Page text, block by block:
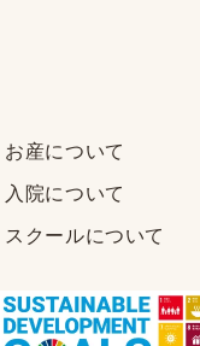
お産について
入院について
スクールについて